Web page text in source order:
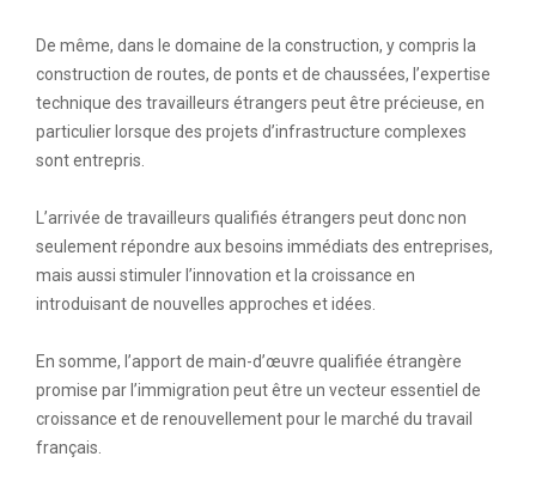
De même, dans le domaine de la construction, y compris la
construction de routes, de ponts et de chaussées, l’expertise
technique des travailleurs étrangers peut être précieuse, en
particulier lorsque des projets d’infrastructure complexes
sont entrepris.
L’arrivée de travailleurs qualifiés étrangers peut donc non
seulement répondre aux besoins immédiats des entreprises,
mais aussi stimuler l’innovation et la croissance en
introduisant de nouvelles approches et idées.
En somme, l’apport de main-d’œuvre qualifiée étrangère
promise par l’immigration peut être un vecteur essentiel de
croissance et de renouvellement pour le marché du travail
français.